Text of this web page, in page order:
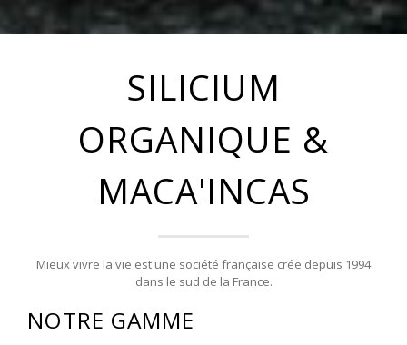
SILICIUM
ORGANIQUE &
MACA'INCAS
Mieux vivre la vie est une société française crée depuis 1994
dans le sud de la France.
NOTRE GAMME